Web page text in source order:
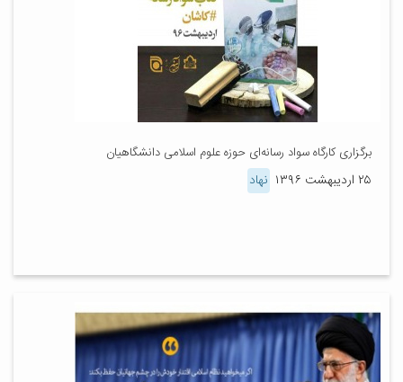
برگزاری کارگاه سواد رسانه‌ای حوزه علوم اسلامی دانشگاهیان
۲۵ اردیبهشت ۱۳۹۶ نهاد